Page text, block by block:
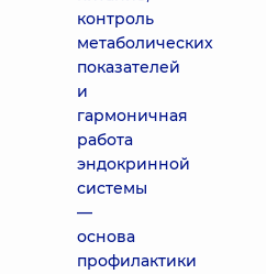
контроль
метаболических
показателей
и
гармоничная
работа
эндокринной
системы
—
основа
профилактики